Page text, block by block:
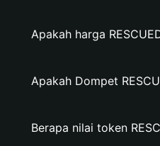
Apakah harga
Apakah Dompet
Berapa nilai token